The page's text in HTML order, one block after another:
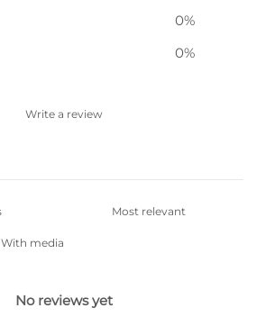
0%
0%
Write a review
With media
No reviews yet